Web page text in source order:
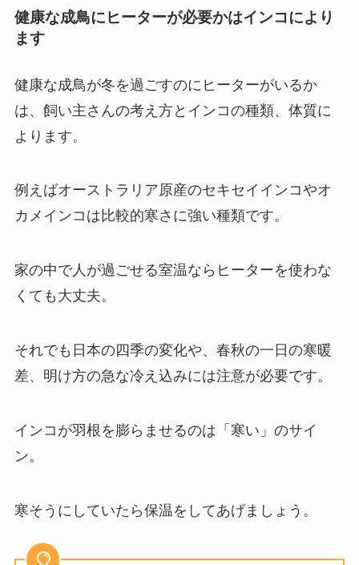
健康な成鳥にヒーターが必要かはインコにより
ます
健康な成鳥が冬を過ごすのにヒーターがいるか
は、飼い主さんの考え方とインコの種類、体質に
よります。
例えばオーストラリア原産のセキセイインコやオ
カメインコは比較的寒さに強い種類です。
家の中で人が過ごせる室温ならヒーターを使わな
くても大丈夫。
それでも日本の四季の変化や、春秋の一日の寒暖
差、明け方の急な冷え込みには注意が必要です。
インコが羽根を膨らませるのは「寒い」のサイ
ン。
寒そうにしていたら保温をしてあげましょう。